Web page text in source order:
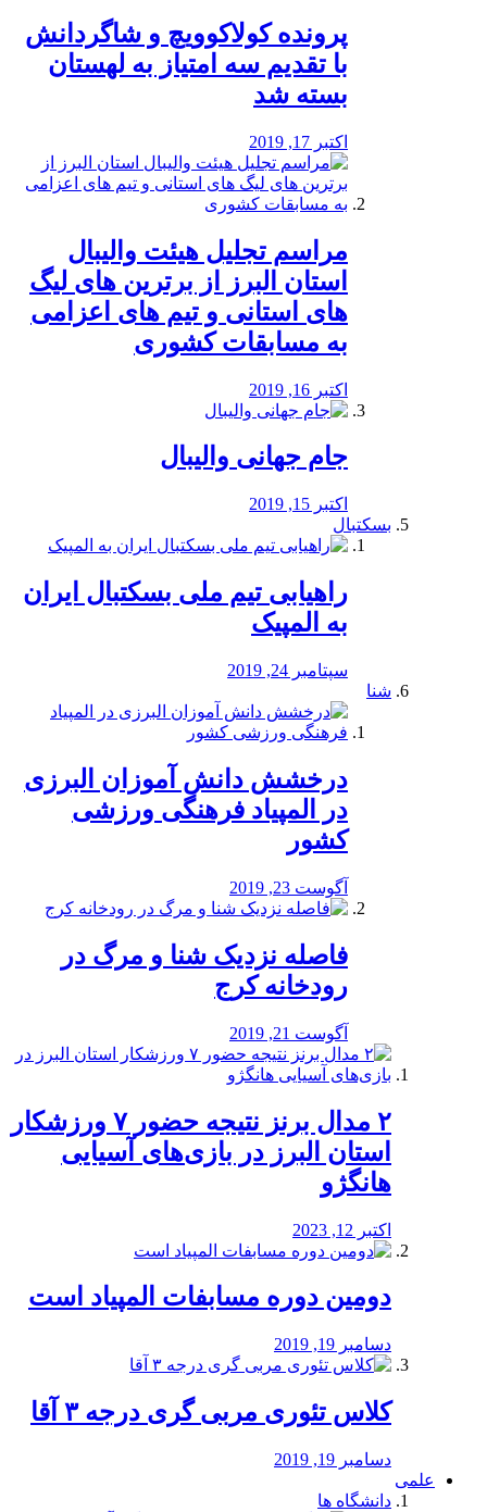
پرونده کولاکوویچ و شاگردانش
با تقدیم سه امتیاز به لهستان
بسته شد
اکتبر 17, 2019
مراسم تجلیل هیئت والیبال
استان البرز از برترین های لیگ
های استانی و تیم های اعزامی
به مسابقات کشوری
اکتبر 16, 2019
جام جهانی والیبال
اکتبر 15, 2019
بسکتبال
راهیابی تیم ملی بسکتبال ایران
به المپیک
سپتامبر 24, 2019
شنا
درخشش دانش آموزان البرزی
در المپیاد فرهنگی ورزشی
کشور
آگوست 23, 2019
️فاصله نزدیک شنا و مرگ در
رودخانه کرج
آگوست 21, 2019
۲ مدال برنز نتیجه حضور ۷ ورزشکار
استان البرز در بازی‌های آسیایی
هانگژو
اکتبر 12, 2023
دومین دوره مسابفات المپیاد است
دسامبر 19, 2019
کلاس تئوری مربی گری درجه ۳ آقا
دسامبر 19, 2019
علمی
دانشگاه ها